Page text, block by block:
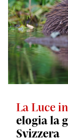
La Luce
elogia la
Svizzera